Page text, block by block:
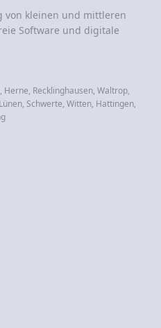
von kleinen und mittleren
Software und digitale
Recklinghausen, Waltrop,
Schwerte, Witten, Hattingen,